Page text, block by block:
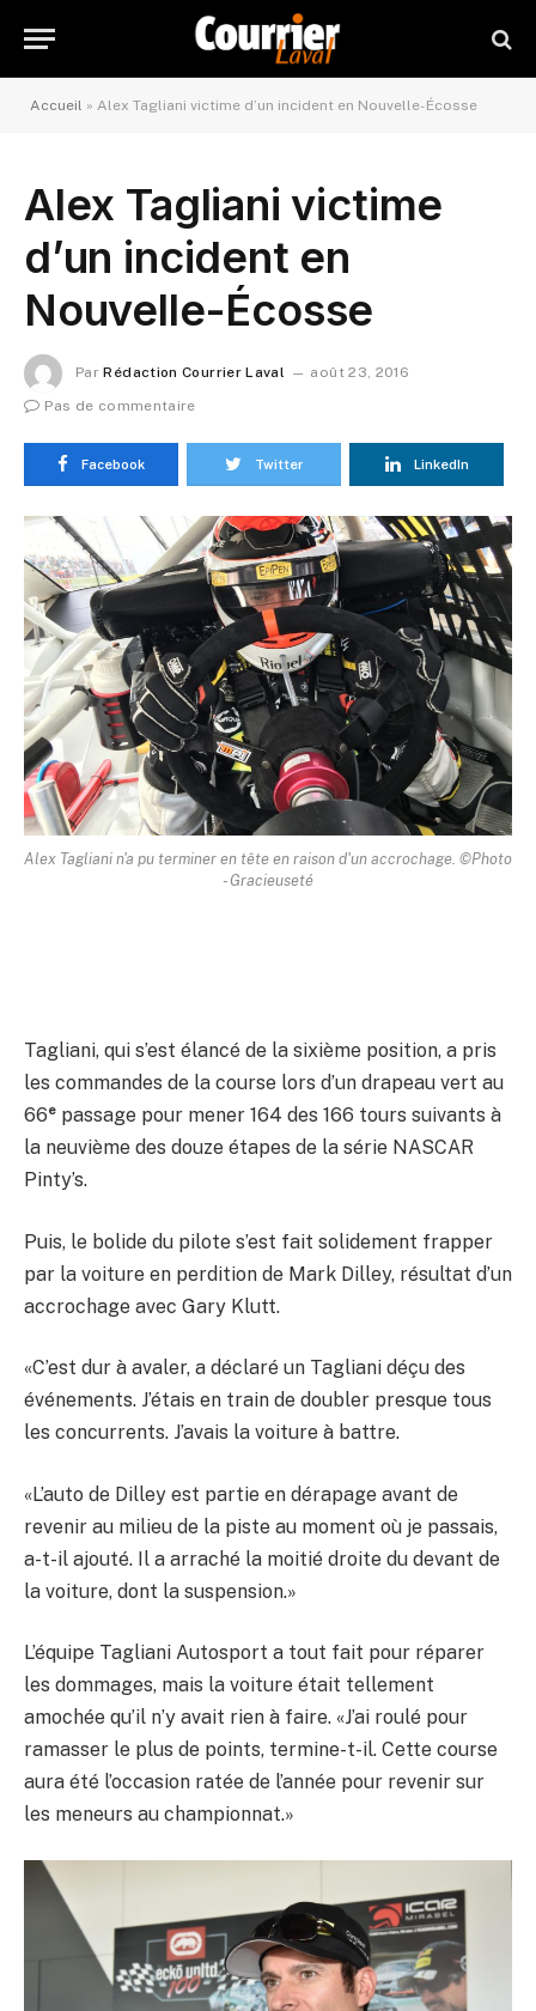
Accueil » Alex Tagliani victime d’un incident en Nouvelle-Écosse
Alex Tagliani victime
d’un incident en
Nouvelle-Écosse
Par Rédaction Courrier Laval
août 23, 2016
Pas de commentaire
Facebook Twitter LinkedIn
Alex Tagliani n'a pu terminer en tête en raison d'un accrochage. ©Photo
- Gracieuseté
Tagliani, qui s’est élancé de la sixième position, a pris
les commandes de la course lors d’un drapeau vert au
66e passage pour mener 164 des 166 tours suivants à
la neuvième des douze étapes de la série NASCAR
Pinty’s.
Puis, le bolide du pilote s’est fait solidement frapper
par la voiture en perdition de Mark Dilley, résultat d’un
accrochage avec Gary Klutt.
«C’est dur à avaler, a déclaré un Tagliani déçu des
événements. J’étais en train de doubler presque tous
les concurrents. J’avais la voiture à battre.
«L’auto de Dilley est partie en dérapage avant de
revenir au milieu de la piste au moment où je passais,
a-t-il ajouté. Il a arraché la moitié droite du devant de
la voiture, dont la suspension.»
L’équipe Tagliani Autosport a tout fait pour réparer
les dommages, mais la voiture était tellement
amochée qu’il n’y avait rien à faire. «J’ai roulé pour
ramasser le plus de points, termine-t-il. Cette course
aura été l’occasion ratée de l’année pour revenir sur
les meneurs au championnat.»